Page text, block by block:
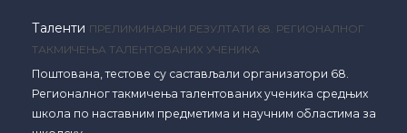
Таленти ПРЕЛИМИНАРНИ РЕЗУЛТАТИ 68. РЕГИОНАЛНОГ
ТАКМИЧЕЊА ТАЛЕНТОВАНИХ УЧЕНИКА
Поштована, тестове су састављали организатори 68.
Регионалног такмичења талентованих ученика средњих
школа по наставним предметима и научним областима за